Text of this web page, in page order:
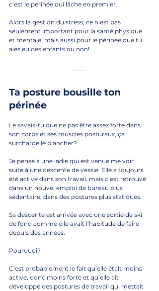
c’est le périnée qui lâche en premier.
Alors la gestion du stress, ce n’est pas
seulement important pour la santé physique
et mentale, mais aussi pour le périnée que tu
aies eu des enfants ou non!
Ta posture bousille ton
périnée
Le savais-tu que ne pas être assez forte dans
son corps et ses muscles posturaux, ça
surcharge le plancher?
Je pense à une ladie qui est venue me voir
suite à une descente de vessie. Elle a toujours
été active dans son travail, mais c’est retrouvé
dans un nouvel emploi de bureau plus
sédentaire, dans des postures plus statiques.
Sa descente est arrivée avec une sortie de ski
de fond comme elle avait l’habitude de faire
depuis des années.
Pourquoi?
C’est probablement le fait qu’elle était moins
active, donc moins forte et qu’elle ait
développé des postures de travail qui mettait